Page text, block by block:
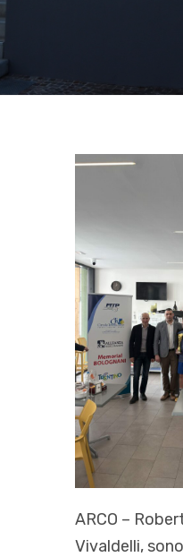
ARCO –
Vivaldelli,